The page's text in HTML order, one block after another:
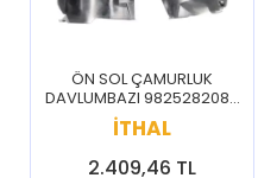
ÖN SOL ÇAMURLUK
DAVLUMBAZI 9825282080
/ 3008 5008 16-20
İTHAL
2.409,46 TL